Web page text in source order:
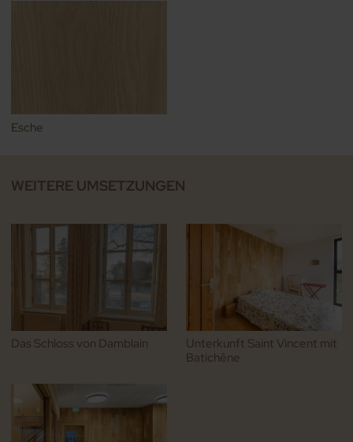
Esche
WEITERE UMSETZUNGEN
Das Schloss von Damblain
Unterkunft Saint Vincent mit
Batichêne